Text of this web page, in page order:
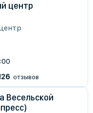
центр
отзывов
Весельской